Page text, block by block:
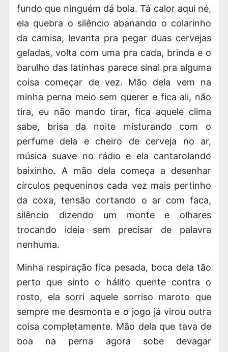
fundo que ninguém dá bola. Tá calor aqui né,
ela quebra o silêncio abanando o colarinho
da camisa, levanta pra pegar duas cervejas
geladas, volta com uma pra cada, brinda e o
barulho das latinhas parece sinal pra alguma
coisa começar de vez. Mão dela vem na
minha perna meio sem querer e fica ali, não
tira, eu não mando tirar, fica aquele clima
sabe, brisa da noite misturando com o
perfume dela e cheiro de cerveja no ar,
música suave no rádio e ela cantarolando
baixinho. A mão dela começa a desenhar
círculos pequeninos cada vez mais pertinho
da coxa, tensão cortando o ar com faca,
silêncio dizendo um monte e olhares
trocando ideia sem precisar de palavra
nenhuma.
Minha respiração fica pesada, boca dela tão
perto que sinto o hálito quente contra o
rosto, ela sorri aquele sorriso maroto que
sempre me desmonta e o jogo já virou outra
coisa completamente. Mão dela que tava de
boa na perna agora sobe devagar